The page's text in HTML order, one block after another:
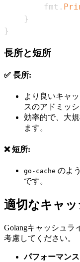
        fmt
.
}
}
長所と短所
✅ 長所:
より良いキャ
スのアドミッ
効率的で、大
ます。
❌ 短所:
go-cache のよ
です。
適切なキャ
Golangキャッシュラ
考慮してください。
パフォーマンス